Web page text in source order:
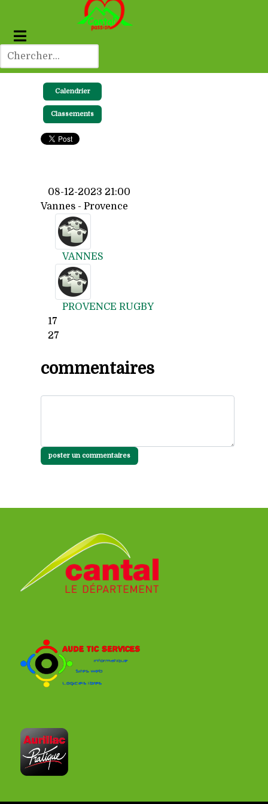
Calendrier
Classements
08-12-2023 21:00
Vannes - Provence
VANNES
PROVENCE RUGBY
17
27
commentaires
poster un commentaires